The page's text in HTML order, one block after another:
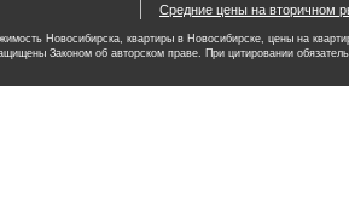
Средние цены на вторичном
Новосибирска, квартиры в Новосибирске, цены на
Законом об авторском праве. При цитировании